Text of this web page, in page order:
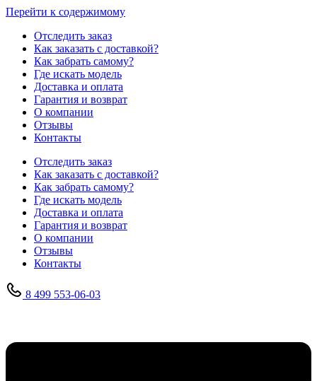
Перейти к содержимому
Отследить заказ
Как заказать с доставкой?
Как забрать самому?
Где искать модель
Доставка и оплата
Гарантия и возврат
О компании
Отзывы
Контакты
Отследить заказ
Как заказать с доставкой?
Как забрать самому?
Где искать модель
Доставка и оплата
Гарантия и возврат
О компании
Отзывы
Контакты
8 499 553-06-03